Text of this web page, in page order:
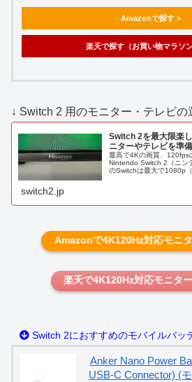
Amazonで探す >
楽天で探す（お買い物マラソ
↓ Switch 2 用のモニター・テレビの
Switch 2を最大限楽
ニターやテレビを準
最高で4Kの画質、120fps
Nintendo Switch 2（ニン
のSwitchは最大で1080p
switch2.jp
Amazonで4K120Hz対応モニ
楽天で4K120Hz対応モニタ
Switch 2におすすめのモバイルバッ
Anker Nano Power
USB-C Connector) (